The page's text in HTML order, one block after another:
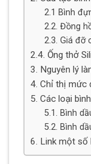
2.1 Bình
2.2. Đồng
2.3. Giá đỡ
2.4. Ống thở
3. Nguyên lý
4. Chỉ thị mức
5. Các loại
5.1. Bình
5.2. Bình
6. Link một số